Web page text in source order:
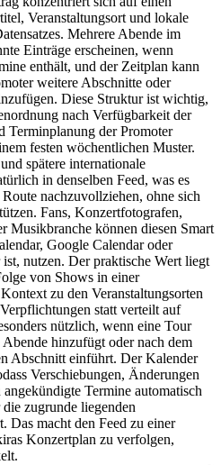
Veranstaltungsort und lokale
Mehrere Abende im
Einträge erscheinen, wenn
enthält, und der Zeitplan kann
weitere Abschnitte oder
Diese Struktur ist wichtig,
nach Verfügbarkeit der
Terminplanung der Promoter
festen wöchentlichen Muster.
spätere internationale
in denselben Feed, was es
nachzuvollziehen, ohne sich
Fans, Konzertfotografen,
Musikbranche können diesen Smart
Google Calendar oder
nutzen. Der praktische Wert liegt
von Shows in einer
zu den Veranstaltungsorten
statt verteilt auf
nützlich, wenn eine Tour
hinzufügt oder nach dem
Abschnitt einführt. Der Kalender
Verschiebungen, Änderungen
Termine automatisch
zugrunde liegenden
Das macht den Feed zu einer
Konzertplan zu verfolgen,